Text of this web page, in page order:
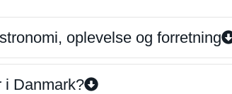
oplevelse og forretning
i Danmark?